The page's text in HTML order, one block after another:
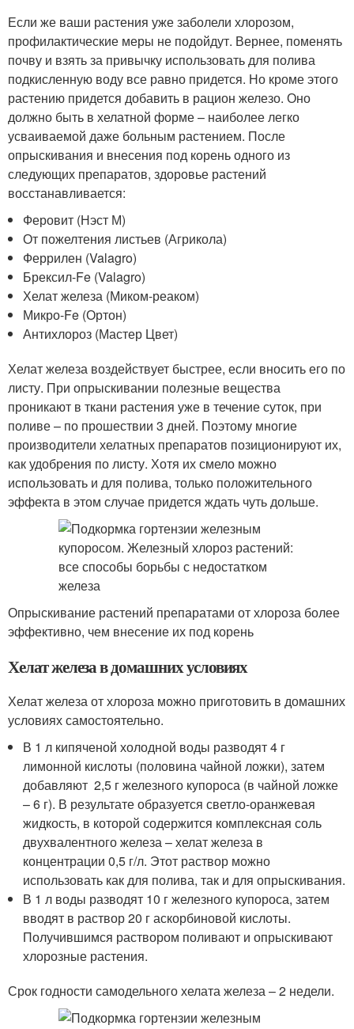
Если же ваши растения уже заболели хлорозом,
профилактические меры не подойдут. Вернее, поменять
почву и взять за привычку использовать для полива
подкисленную воду все равно придется. Но кроме этого
растению придется добавить в рацион железо. Оно
должно быть в хелатной форме – наиболее легко
усваиваемой даже больным растением. После
опрыскивания и внесения под корень одного из
следующих препаратов, здоровье растений
восстанавливается:
Феровит (Нэст М)
От пожелтения листьев (Агрикола)
Феррилен (Valagro)
Брексил-Fe (Valagro)
Хелат железа (Миком-реаком)
Микро-Fe (Ортон)
Антихлороз (Мастер Цвет)
Хелат железа воздействует быстрее, если вносить его по
листу. При опрыскивании полезные вещества
проникают в ткани растения уже в течение суток, при
поливе – по прошествии 3 дней. Поэтому многие
производители хелатных препаратов позиционируют их,
как удобрения по листу. Хотя их смело можно
использовать и для полива, только положительного
эффекта в этом случае придется ждать чуть дольше.
Опрыскивание растений препаратами от хлороза более
эффективно, чем внесение их под корень
Хелат железа в домашних условиях
Хелат железа от хлороза можно приготовить в домашних
условиях самостоятельно.
В 1 л кипяченой холодной воды разводят 4 г
лимонной кислоты (половина чайной ложки), затем
добавляют 2,5 г железного купороса (в чайной ложке
– 6 г). В результате образуется светло-оранжевая
жидкость, в которой содержится комплексная соль
двухвалентного железа – хелат железа в
концентрации 0,5 г/л. Этот раствор можно
использовать как для полива, так и для опрыскивания.
В 1 л воды разводят 10 г железного купороса, затем
вводят в раствор 20 г аскорбиновой кислоты.
Получившимся раствором поливают и опрыскивают
хлорозные растения.
Срок годности самодельного хелата железа – 2 недели.